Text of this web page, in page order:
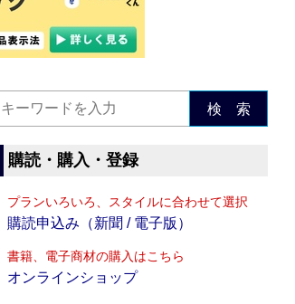
検 索
購読・購入・登録
プランいろいろ、スタイルに合わせて選択
購読申込み（新聞 / 電子版）
書籍、電子商材の購入はこちら
オンラインショップ